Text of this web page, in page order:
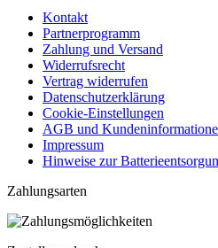
Kontakt
Partnerprogramm
Zahlung und Versand
Widerrufsrecht
Vertrag widerrufen
Datenschutzerklärung
Cookie-Einstellungen
AGB und
Impressum
Hinweise zur
Zahlungsarten